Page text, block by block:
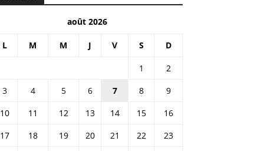
août 2026
L M M J V S D
1
2
3
4 5 6 7 8
9
10
11 12 13 14 15
16
17
18 19 20 21 22
23